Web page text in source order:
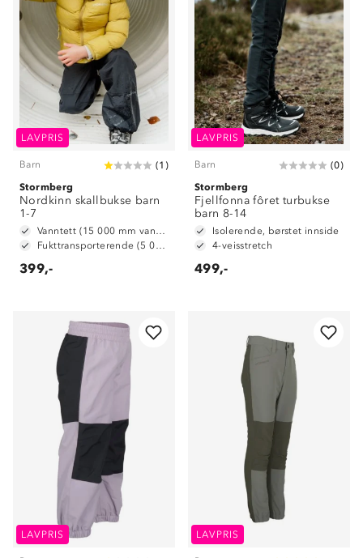
LAVPRIS
Barn (1 )
Stormberg
Nordkinn skallbukse barn
1-7
Vanntett (15 000 mm vannsøyle)
Fukttransporterende (5 000 g/m2/24t)
399,-
LAVPRIS
Barn (0)
Stormberg
Fjellfonna fôret turbukse
barn 8-14
Isolerende, børstet innside
4-veisstretch
499,-
LAVPRIS LAVPRIS